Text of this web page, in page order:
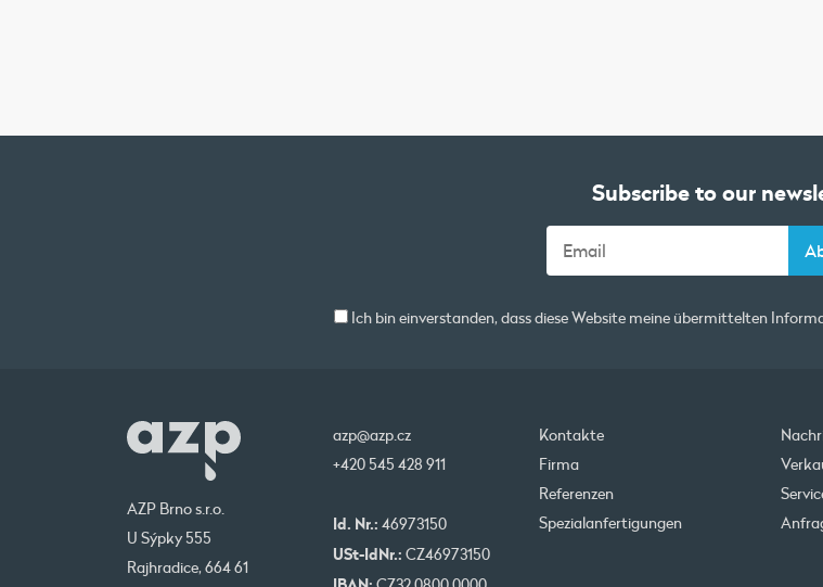
Subscribe to our
Ich bin einverstanden, dass diese Website meine übermittelten
AZP Brno s.r.o.
U Sýpky 555
Rajhradice, 664 61
azp@azp.cz
+420 545 428 911
Id. Nr.: 46973150
USt-IdNr.: CZ46973150
Kontakte
Firma
Referenzen
Spezialanfertigungen